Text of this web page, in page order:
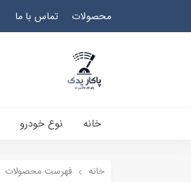
محصولات تماس با ما
خانه نوع خودرو
خانه فهرست محصولات